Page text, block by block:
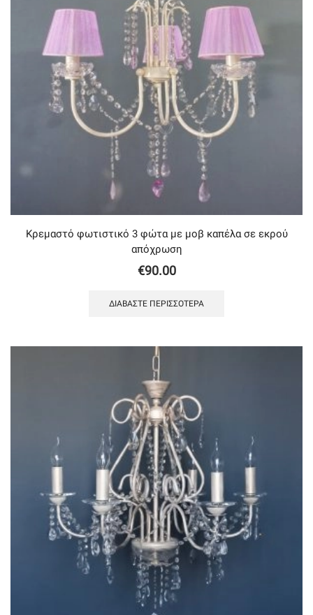
Κρεμαστό φωτιστικό 3 φώτα με μοβ καπέλα σε εκρού
απόχρωση
€90.00
ΔΙΑΒΆΣΤΕ ΠΕΡΙΣΣΌΤΕΡΑ